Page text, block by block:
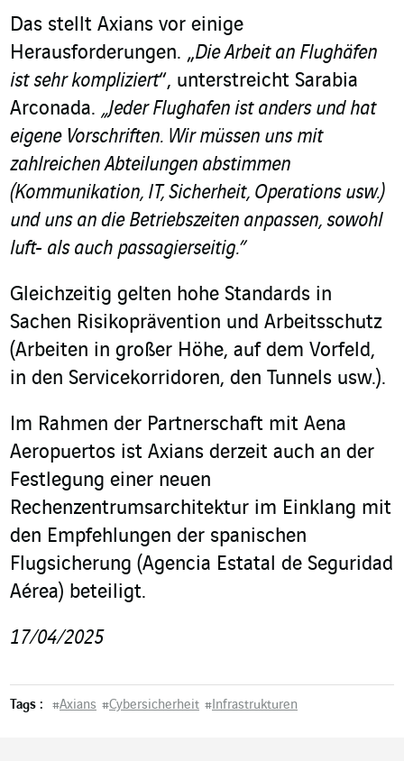
Das stellt Axians vor einige
Herausforderungen. „Die Arbeit an Flughäfen
ist sehr kompliziert“, unterstreicht Sarabia
Arconada. „Jeder Flughafen ist anders und hat
eigene Vorschriften. Wir müssen uns mit
zahlreichen Abteilungen abstimmen
(Kommunikation, IT, Sicherheit, Operations usw.)
und uns an die Betriebszeiten anpassen, sowohl
luft- als auch passagierseitig.”
Gleichzeitig gelten hohe Standards in
Sachen Risikoprävention und Arbeitsschutz
(Arbeiten in großer Höhe, auf dem Vorfeld,
in den Servicekorridoren, den Tunnels usw.).
Im Rahmen der Partnerschaft mit Aena
Aeropuertos ist Axians derzeit auch an der
Festlegung einer neuen
Rechenzentrumsarchitektur im Einklang mit
den Empfehlungen der spanischen
Flugsicherung (Agencia Estatal de Seguridad
Aérea) beteiligt.
17/04/2025
Tags : #Axians #Cybersicherheit #Infrastrukturen